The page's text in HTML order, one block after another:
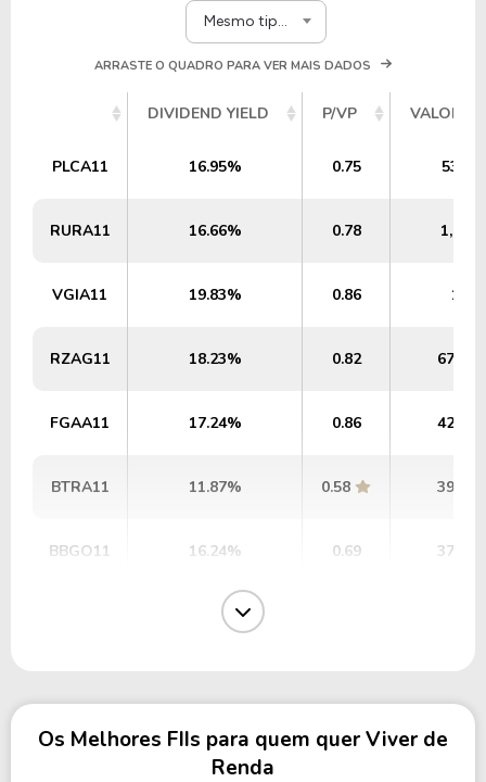
Mesmo tipo e segmento
ARRASTE O QUADRO PARA VER MAIS DADOS
DIVIDEND YIELD P/VP VALOR
PLCA11 16.95% 0.75 53,80
RURA11 16.66% 0.78 1,65
VGIA11 19.83% 0.86
RZAG11 18.23% 0.82
FGAA11 17.24% 0.86
BTRA11 11.87% 0.58
BBGO11 16.24% 0.69
20.32%
CPTR11 17.07% 0.78
Os Melhores FIIs para quem quer Viver de
Renda